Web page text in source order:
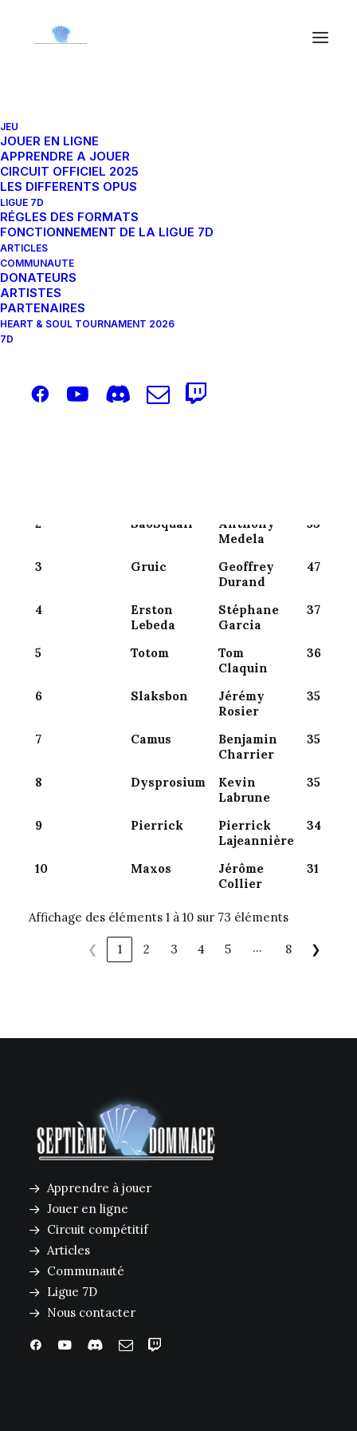
JEU
JOUER EN LIGNE
APPRENDRE A JOUER
CIRCUIT OFFICIEL 2025
LES DIFFERENTS OPUS
LIGUE 7D
RÉGLES DES FORMATS
FONCTIONNEMENT DE LA LIGUE 7D
ARTICLES
COMMUNAUTE
DONATEURS
ARTISTES
PARTENAIRES
HEART & SOUL TOURNAMENT 2026
7D
Classement 7D 2022-2023
Classement 7D 2022 - 2023
Cette saison est terminée
Afficher
2 SaoSquall
Anthony
Medela
53
3 Gruic
Geoffrey
Durand
47
4
Erston
Lebeda
Stéphane
Garcia
37
5 Totom
Tom
Claquin
36
6 Slaksbon
Jérémy
Rosier
35
7 Camus
Benjamin
Charrier
35
8 Dysprosium
Kevin
Labrune
35
9 Pierrick
Pierrick
Lajeannière
34
10 Maxos
Jérôme
Collier
31
Affichage des éléments 1 à 10 sur 73 éléments
❮ 1 2 3 4 5 … 8 ❯
Apprendre à jouer
Jouer en ligne
Circuit compétitif
Articles
Communauté
Ligue 7D
Nous contacter